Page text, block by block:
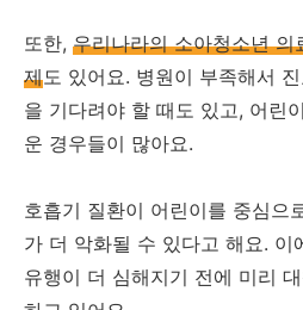
또한, 우리나라의 소아청소년
제도 있어요. 병원이 부족해서
을 기다려야 할 때도 있고, 어린
운 경우들이 많아요.
호흡기 질환이 어린이를 중심으
가 더 악화될 수 있다고 해요. 이
유행이 더 심해지기 전에 미리